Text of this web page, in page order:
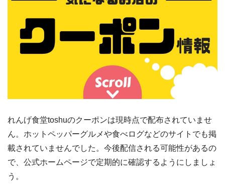
れんげ食堂toshuのクーポンは現時点で配布されていませ
ん。ホットペッパーグルメや食べログなどのサイトでも掲
載されていませんでした。今後配信される可能性があるの
で、公式ホームページで定期的に確認するようにしましょ
う。